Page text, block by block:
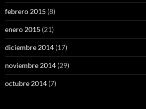
febrero 2015 (8)
enero 2015 (21)
diciembre 2014 (17)
noviembre 2014 (29)
octubre 2014 (7)